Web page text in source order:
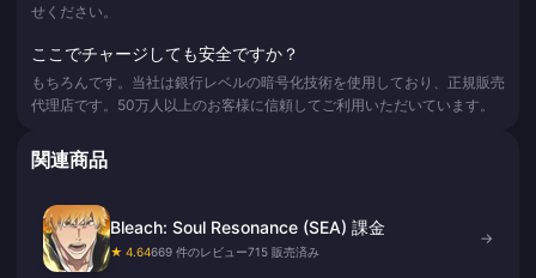
せください。
ここでチャージしても安全ですか？
もちろんです。当社は銀行レベルの暗号化技術を使用しており、正規販売
代理店です。50万人以上のお客様に信頼してご利用いただいています。
関連商品
Bleach: Soul Resonance (SEA) 課金
★ 4.64669 件のレビュー715 販売済み
→